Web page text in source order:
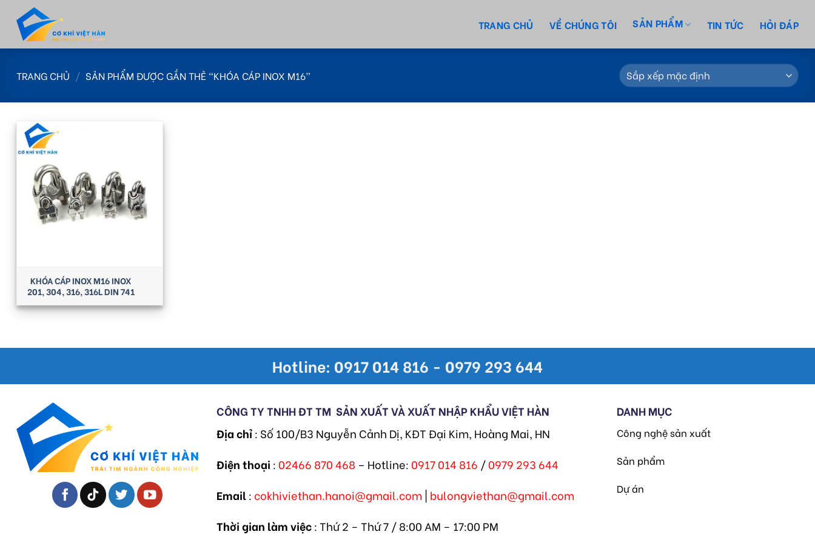
content
TRANG CHỦ VỀ CHÚNG TÔI SẢN PHẨM TIN TỨC HỎI ĐÁP
TRANG CHỦ / SẢN PHẨM ĐƯỢC GẮN THẺ “KHÓA CÁP INOX M16”
KHÓA CÁP INOX M16 INOX
201, 304, 316, 316L DIN 741
Hotline: 0917 014 816 - 0979 293 644
CÔNG TY TNHH ĐT TM SẢN XUẤT VÀ XUẤT NHẬP KHẨU VIỆT HÀN
Địa chỉ: Số 100/B3 Nguyễn Cảnh Dị, KĐT Đại Kim, Hoàng Mai, HN
Điện thoại : 02466 870 468 – Hotline: 0917 014 816 /0979 293 644
Email: cokhiviethan.hanoi@gmail.com | bulongviethan@gmail.com
Thời gian làm việc: Thứ 2 – Thứ 7 / 8:00 AM – 17:00 PM
DANH MỤC
Công nghệ sản xuất
Sản phẩm
Dự án